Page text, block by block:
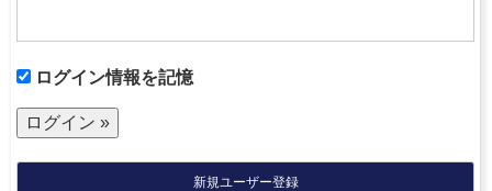
ログイン情報を記憶
新規ユーザー登録